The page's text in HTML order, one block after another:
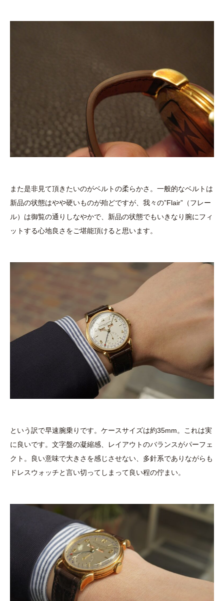
また是非見て頂きたいのがベルトの柔らかさ。一般的なベルトは
新品の状態はやや硬いものが殆どですが、我々の”Flair”（フレー
ル）は御覧の通りしなやかで、新品の状態でもいきなり腕にフィ
ットする心地良さをご堪能頂けると思います。
という訳で早速腕乗りです。ケースサイズは約35mm。これは実
に良いです。文字盤の凝縮感、レイアウトのバランスがパーフェ
クト。良い意味で大きさを感じさせない、多針系でありながらも
ドレスウォッチと言い切ってしまって良い程の佇まい。